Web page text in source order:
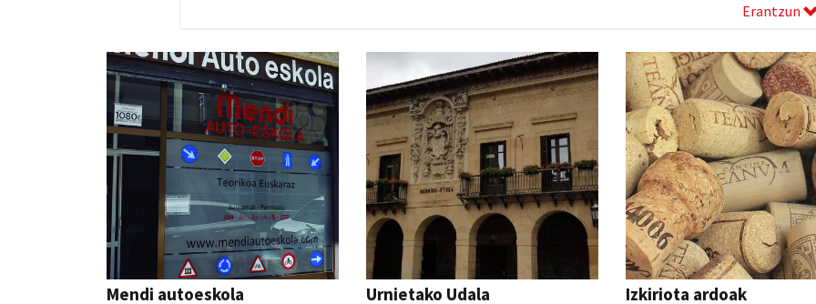
Erantzun
Mendi autoeskola Urnietako Udala Izkiriota ardoak